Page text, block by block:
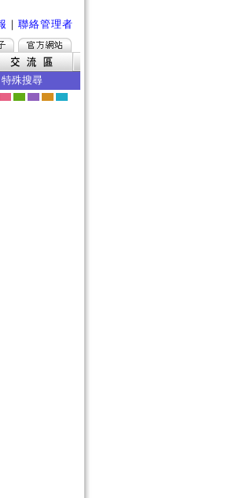
｜ 聯絡管理者
特殊搜尋